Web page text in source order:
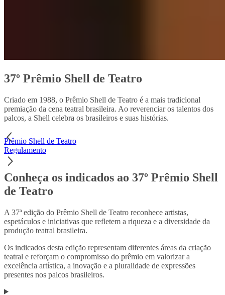
37º Prêmio Shell de Teatro
Criado em 1988, o Prêmio Shell de Teatro é a mais tradicional
premiação da cena teatral brasileira. Ao reverenciar os talentos dos
palcos, a Shell celebra os brasileiros e suas histórias.
Prêmio Shell de Teatro
Regulamento
Conheça os indicados ao 37º Prêmio Shell
de Teatro
A 37ª edição do Prêmio Shell de Teatro reconhece artistas,
espetáculos e iniciativas que refletem a riqueza e a diversidade da
produção teatral brasileira.
Os indicados desta edição representam diferentes áreas da criação
teatral e reforçam o compromisso do prêmio em valorizar a
excelência artística, a inovação e a pluralidade de expressões
presentes nos palcos brasileiros.